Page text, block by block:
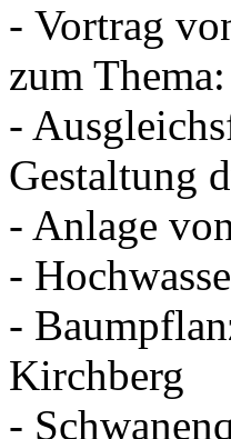
- Vortrag
zum
-
Gestaltung
- Anlage
-
-
Kirchberg
-